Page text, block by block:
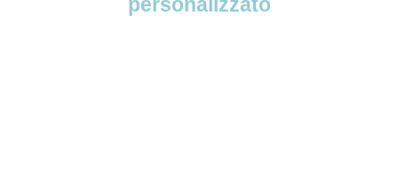
personalizzato